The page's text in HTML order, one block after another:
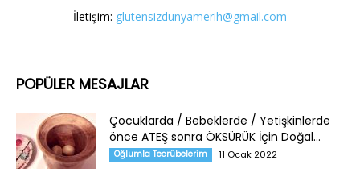
İletişim: glutensizdunyamerih@gmail.com
POPÜLER MESAJLAR
Çocuklarda / Bebeklerde / Yetişkinlerde
önce ATEŞ sonra ÖKSÜRÜK İçin Doğal...
Oğlumla Tecrübelerim 11 Ocak 2022